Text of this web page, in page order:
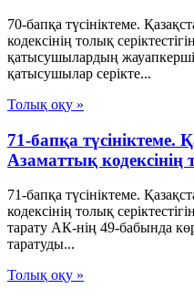
70-бапқа түсініктеме.
кодексінің толық
қатысушылардың
қатысушылар серікте...
Толық оқу »
71-бапқа түсініктеме.
Азаматтық кодексінің
71-бапқа түсініктеме.
кодексінің толық
тарату АК-нің 49-бабында
таратуды...
Толық оқу »